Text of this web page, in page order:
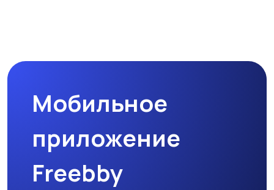
Мобильное
приложение
Freebby